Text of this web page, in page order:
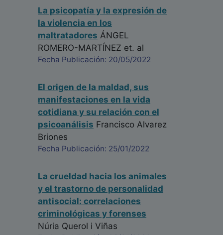
La psicopatía y la expresión de
la violencia en los
maltratadores ÁNGEL
ROMERO-MARTÍNEZ et. al
Fecha Publicación: 20/05/2022
El origen de la maldad, sus
manifestaciones en la vida
cotidiana y su relación con el
psicoanálisis Francisco Alvarez
Briones
Fecha Publicación: 25/01/2022
La crueldad hacia los animales
y el trastorno de personalidad
antisocial: correlaciones
criminológicas y forenses
Núria Querol i Viñas